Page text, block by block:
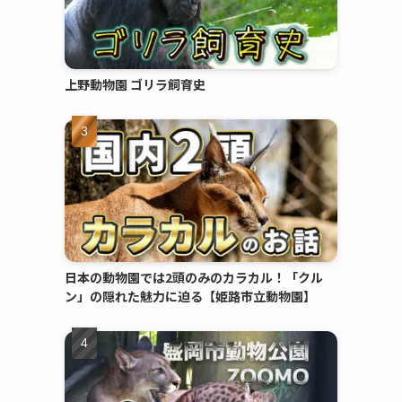
上野動物園 ゴリラ飼育史
日本の動物園では2頭のみのカラカル！「クル
ン」の隠れた魅力に迫る【姫路市立動物園】